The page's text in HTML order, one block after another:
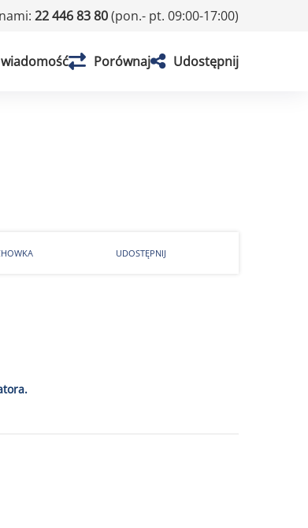
22 446 83 80(pon.- pt. 09:00-17:00)
Porównaj Udostępnij
UDOSTĘPNIJ